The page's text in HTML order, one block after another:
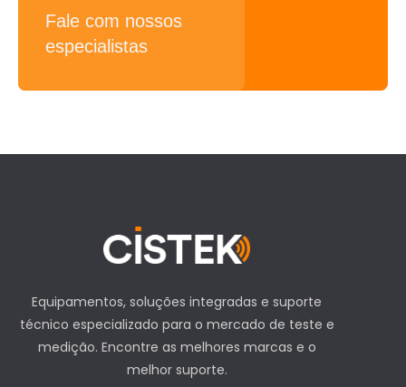
Equipamentos, soluções integradas e suporte
técnico especializado para o mercado de teste e
medição. Encontre as melhores marcas e o
melhor suporte.